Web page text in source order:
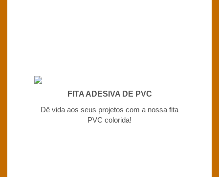
FITA ADESIVA DE PVC
Dê vida aos seus projetos com a nossa fita
PVC colorida!